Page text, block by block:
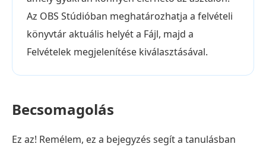
Az OBS Stúdióban meghatározhatja a felvételi
könyvtár aktuális helyét a Fájl, majd a
Felvételek megjelenítése kiválasztásával.
Becsomagolás
Ez az! Remélem, ez a bejegyzés segít a tanulásban